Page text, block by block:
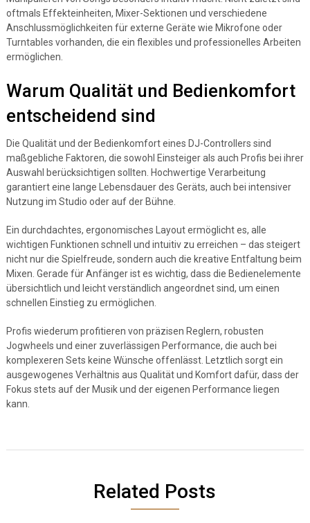
oftmals Effekteinheiten, Mixer-Sektionen und verschiedene
Anschlussmöglichkeiten für externe Geräte wie Mikrofone oder
Turntables vorhanden, die ein flexibles und professionelles Arbeiten
ermöglichen.
Warum Qualität und Bedienkomfort
entscheidend sind
Die Qualität und der Bedienkomfort eines DJ-Controllers sind
maßgebliche Faktoren, die sowohl Einsteiger als auch Profis bei ihrer
Auswahl berücksichtigen sollten. Hochwertige Verarbeitung
garantiert eine lange Lebensdauer des Geräts, auch bei intensiver
Nutzung im Studio oder auf der Bühne.
Ein durchdachtes, ergonomisches Layout ermöglicht es, alle
wichtigen Funktionen schnell und intuitiv zu erreichen – das steigert
nicht nur die Spielfreude, sondern auch die kreative Entfaltung beim
Mixen. Gerade für Anfänger ist es wichtig, dass die Bedienelemente
übersichtlich und leicht verständlich angeordnet sind, um einen
schnellen Einstieg zu ermöglichen.
Profis wiederum profitieren von präzisen Reglern, robusten
Jogwheels und einer zuverlässigen Performance, die auch bei
komplexeren Sets keine Wünsche offenlässt. Letztlich sorgt ein
ausgewogenes Verhältnis aus Qualität und Komfort dafür, dass der
Fokus stets auf der Musik und der eigenen Performance liegen
kann.
Related Posts